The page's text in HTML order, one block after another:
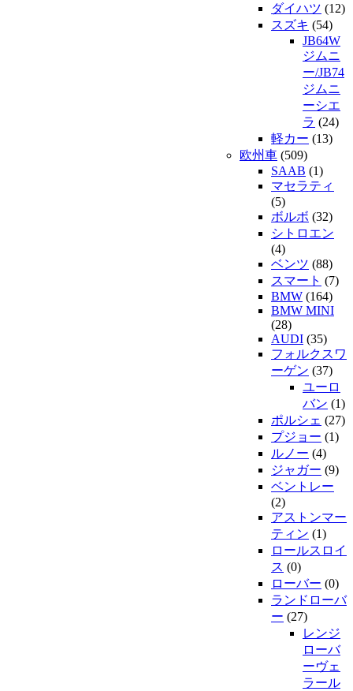
ダイハツ (12)
スズキ (54)
JB64W
ジムニ
ー/JB74
ジムニ
ーシエ
ラ (24)
軽カー (13)
欧州車 (509)
SAAB (1)
マセラティ
(5)
ボルボ (32)
シトロエン
(4)
ベンツ (88)
スマート (7)
BMW (164)
BMW MINI
(28)
AUDI (35)
フォルクスワ
ーゲン (37)
ユーロ
バン (1)
ポルシェ (27)
プジョー (1)
ルノー (4)
ジャガー (9)
ベントレー
(2)
アストンマー
ティン (1)
ロールスロイ
ス (0)
ローバー (0)
ランドローバ
ー (27)
レンジ
ローバ
ーヴェ
ラール